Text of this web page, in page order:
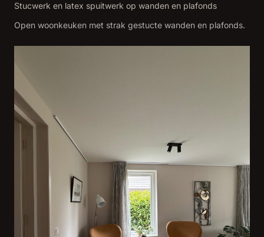
Stucwerk en latex spuitwerk op wanden en plafonds
Open woonkeuken met strak gestucte wanden en plafonds.